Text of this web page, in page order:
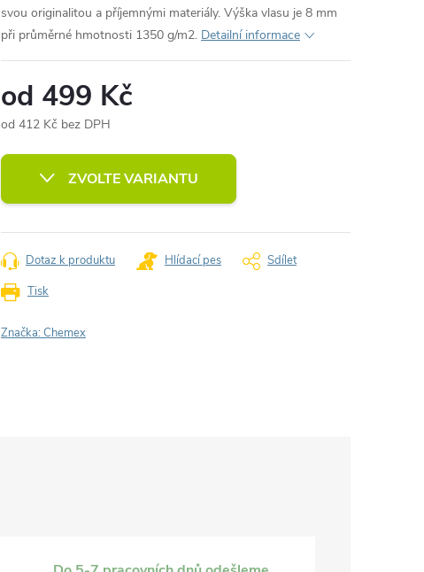
svou originalitou a příjemnými materiály. Výška vlasu je 8 mm
při průměrné hmotnosti 1350 g/m2. Detailní informace
od 499 Kč
od 412 Kč bez DPH
cena:
ZVOLTE VARIANTU
Tisk
Dotaz k produktu Hlídací pes Sdílet
Značka:Chemex